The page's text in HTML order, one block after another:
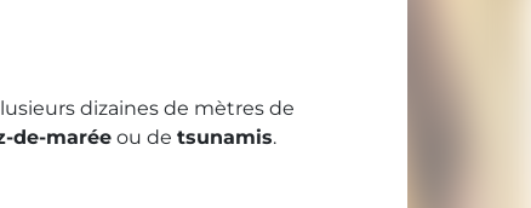
dizaines de mètres de
de-marée ou de tsunamis.